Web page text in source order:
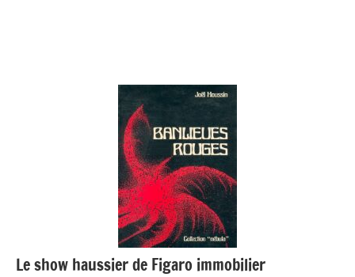
Le show haussier de Figaro immobilier